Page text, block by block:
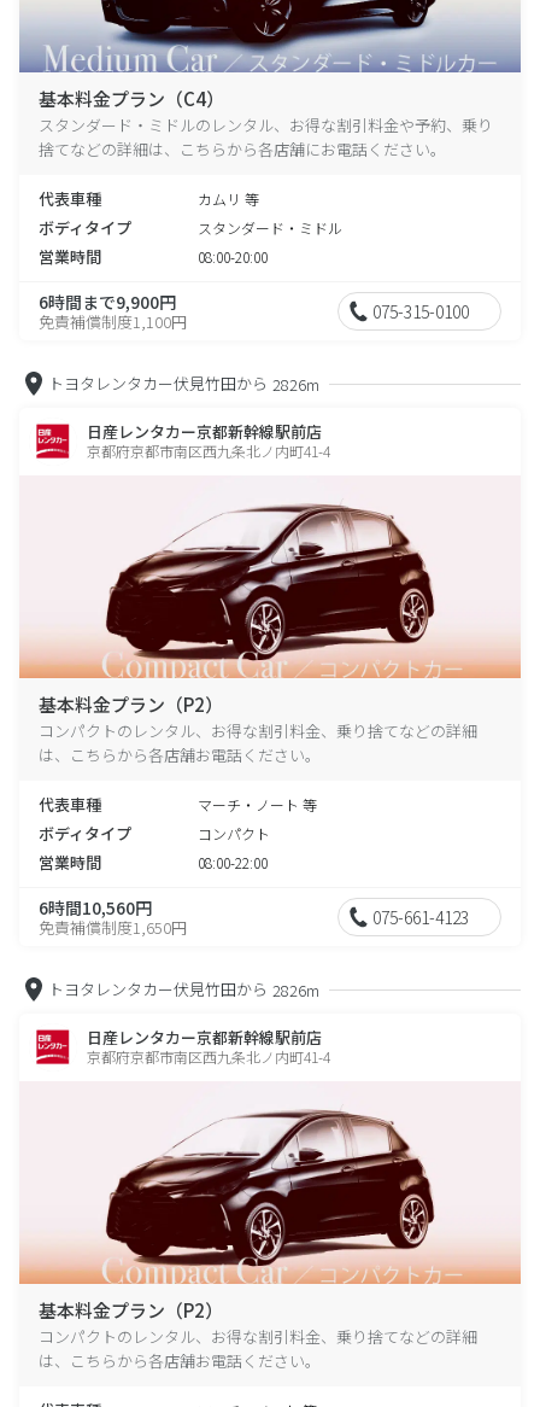
基本料金プラン（C4）
スタンダード・ミドルのレンタル、お得な割引料金や予約、乗り
捨てなどの詳細は、こちらから各店舗にお電話ください。
代表車種 カムリ 等
ボディタイプ スタンダード・ミドル
営業時間 08:00-20:00
6時間まで9,900円
免責補償制度1,100円 075-315-0100
トヨタレンタカー伏見竹田から 2826m
日産レンタカー京都新幹線駅前店
京都府京都市南区西九条北ノ内町41-4
基本料金プラン（P2）
コンパクトのレンタル、お得な割引料金、乗り捨てなどの詳細
は、こちらから各店舗お電話ください。
代表車種 マーチ・ノート 等
ボディタイプ コンパクト
営業時間 08:00-22:00
6時間10,560円
免責補償制度1,650円 075-661-4123
トヨタレンタカー伏見竹田から 2826m
日産レンタカー京都新幹線駅前店
京都府京都市南区西九条北ノ内町41-4
基本料金プラン（P2）
コンパクトのレンタル、お得な割引料金、乗り捨てなどの詳細
は、こちらから各店舗お電話ください。